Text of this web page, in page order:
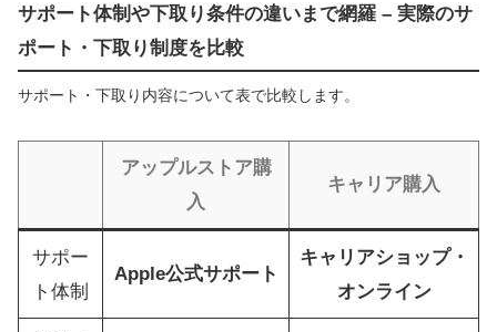
サポート体制や下取り条件の違いまで網羅 – 実際のサ
ポート・下取り制度を比較
サポート・下取り内容について表で比較します。
アップルストア購
入
キャリア購入
サポー
ト体制
Apple公式サポート
キャリアショップ・
オンライン